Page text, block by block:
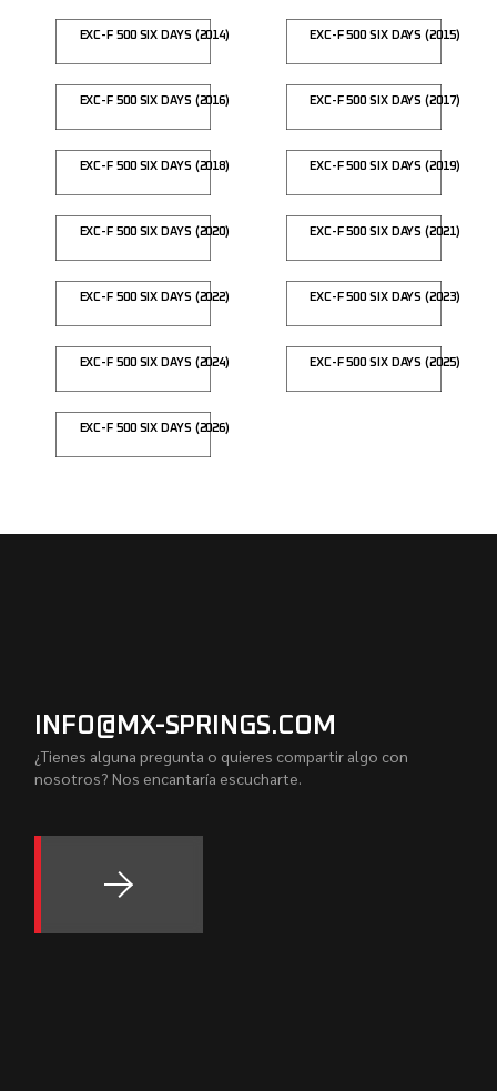
EXC-F 500 SIX DAYS (2014) EXC-F 500 SIX DAYS (2015)
EXC-F 500 SIX DAYS (2016) EXC-F 500 SIX DAYS (2017)
EXC-F 500 SIX DAYS (2018) EXC-F 500 SIX DAYS (2019)
EXC-F 500 SIX DAYS (2020) EXC-F 500 SIX DAYS (2021)
EXC-F 500 SIX DAYS (2022) EXC-F 500 SIX DAYS (2023)
EXC-F 500 SIX DAYS (2024) EXC-F 500 SIX DAYS (2025)
EXC-F 500 SIX DAYS (2026)
INFO@MX-SPRINGS.COM
¿Tienes alguna pregunta o quieres compartir algo con
nosotros? Nos encantaría escucharte.